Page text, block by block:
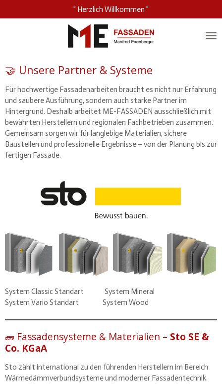
Hauptinhalt
" Herzlich Willkommen "
🤝 Unsere Partner & Systeme
Für hochwertige Fassadenarbeiten braucht es nicht nur Erfahrung
und saubere Ausführung, sondern auch starke Partner im
Hintergrund. Deshalb arbeitet ME-FASSADEN ausschließlich mit
bewährten Herstellern und regionalen Fachbetrieben zusammen.
Gemeinsam sorgen wir für langlebige Materialien, sichere
Baustellen und professionelle Ergebnisse – von der Planung bis zur
fertigen Fassade.
System Classic Standart System Mineral
System Vario Standart System Wood
🧱 Fassadensysteme & Materialien – Sto SE &
Co. KGaA
Sto zählt international zu den führenden Herstellern im Bereich
Wärmedämmverbundsysteme und moderner Fassadentechnik.